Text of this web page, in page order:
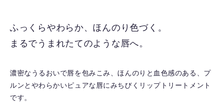
す
ふっくらやわらか、ほんのり色づく。
まるでうまれたてのような唇へ。
濃密なうるおいで唇を包みこみ、ほんのりと血色感のある、プ
ルンとやわらかいピュアな唇にみちびくリップトリートメント
です。